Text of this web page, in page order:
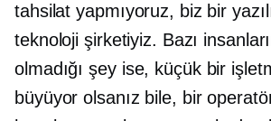
tahsilat yapmıyoruz, biz bir
teknoloji şirketiyiz. Bazı
olmadığı şey ise, küçük bir
büyüyor olsanız bile, bir